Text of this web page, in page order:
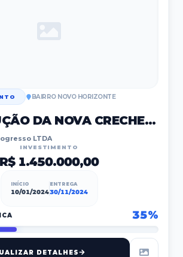
BAIRRO NOVO HORIZONTE
CONSTRUÇÃO DA NOVA CRECHE MUNICIPAL
LTDA
INVESTIMENTO
R$ 1.450.000,00
INÍCIO
10/01/2024
ENTREGA
30/11/2024
35%
DETALHES